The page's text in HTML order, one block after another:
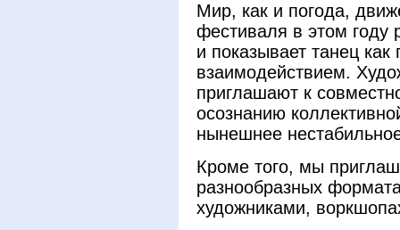
Мир, как и погода,
фестиваля в этом году
и показывает танец
взаимодействием.
приглашают к
осознанию
нынешнее
Кроме того, мы
разнообразных
художниками,